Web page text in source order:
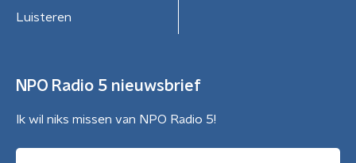
Luisteren
NPO Radio 5 nieuwsbrief
Ik wil niks missen van NPO Radio 5!